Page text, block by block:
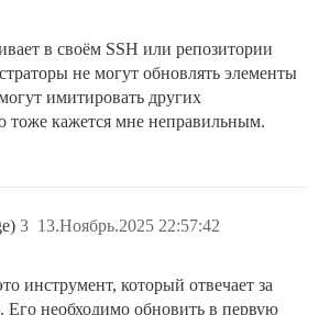
в своём SSH или репозитории
не могут обновлять элементы
имитировать других
тоже кажется мне неправильным.
13.Ноябрь.2025 22:57:42
3
инструмент, который отвечает за
Его необходимо обновить в первую